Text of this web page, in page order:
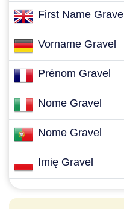
First Name Gravel
Vorname Gravel
Prénom Gravel
Nome Gravel
Nome Gravel
Imię Gravel